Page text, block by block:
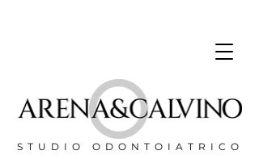
STUDIO ODONTOIATRICO